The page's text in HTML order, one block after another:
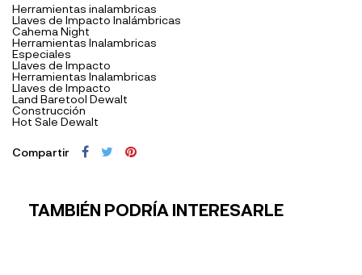
Herramientas inalambricas
Llaves de Impacto Inalámbricas
Cahema Night
Herramientas Inalambricas
Especiales
Llaves de Impacto
Herramientas Inalambricas
Llaves de Impacto
Land Baretool Dewalt
Construcción
Hot Sale Dewalt
Compartir
TAMBIÉN PODRÍA INTERESARLE